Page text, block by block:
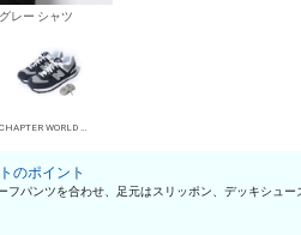
レー シャツ
CHAPTER WORLD ローカットスニーカー
のポイント
パンツを合わせ、足元はスリッポン、デッキシュ